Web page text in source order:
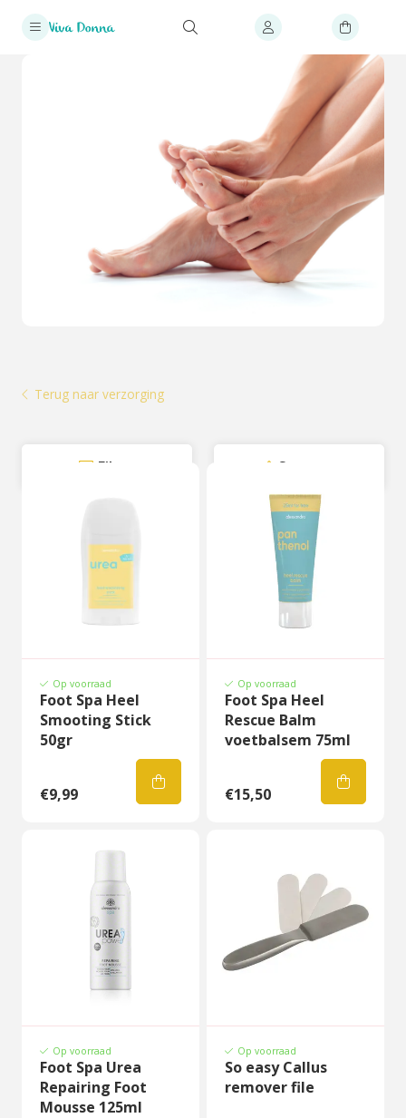
Terug naar verzorging
Filter Sorteer
Op voorraad
Foot Spa Heel
Smooting Stick
50gr
€9,99
Op voorraad
Foot Spa Heel
Rescue Balm
voetbalsem 75ml
€15,50
Op voorraad
Foot Spa Urea
Repairing Foot
Mousse 125ml
Op voorraad
So easy Callus
remover file